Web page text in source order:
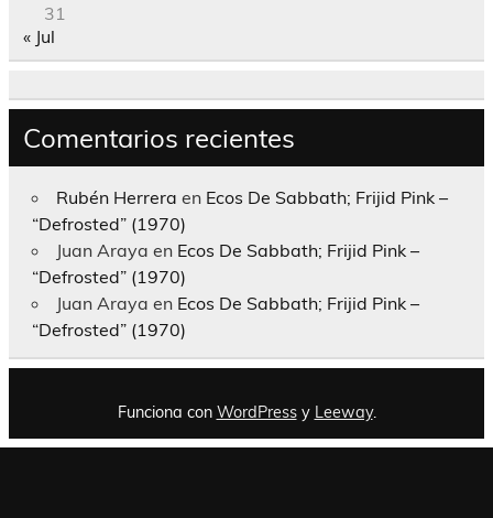
31
« Jul
Comentarios recientes
Rubén Herrera en Ecos De Sabbath; Frijid Pink –
“Defrosted” (1970)
Juan Araya en Ecos De Sabbath; Frijid Pink –
“Defrosted” (1970)
Juan Araya en Ecos De Sabbath; Frijid Pink –
“Defrosted” (1970)
Funciona con WordPressy Leeway.